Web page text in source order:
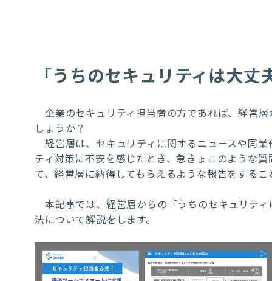
「うちのセキュリティは大丈
企業のセキュリティ担当者の方であれば、経営
しょうか？
経営層は、セキュリティに関するニュースや同
ティ対策に不安を感じたとき、急きょこのような
て、経営層に納得してもらえるような報告をする
本記事では、経営層からの「うちのセキュリテ
法について解説をします。